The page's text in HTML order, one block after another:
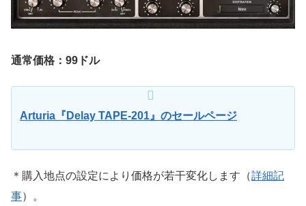
通常価格：99ドル
Arturia『Delay TAPE-201』のセールページ
＊購入地点の設定により価格が若干変化します（詳細記
事）。